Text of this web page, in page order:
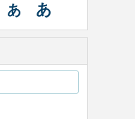
あ あ